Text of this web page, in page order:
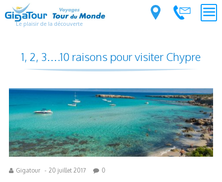
Le plaisir de la découverte
1, 2, 3….10 raisons pour visiter Chypre
Gigatour - 20 juillet 2017 0